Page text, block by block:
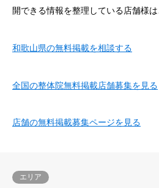
開できる情報を整理している店舗様は
和歌山県の無料掲載を相談する
全国の整体院無料掲載店舗募集を見る
店舗の無料掲載募集ページを見る
エリア